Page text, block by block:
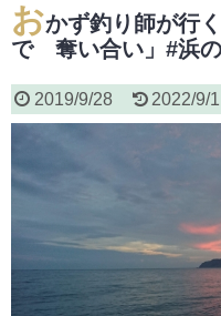
おかず釣り師が行
で 奪い合い」#浜の
2019/9/28 2022/9/1